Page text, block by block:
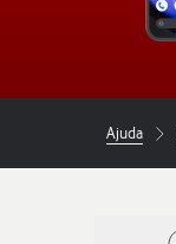
Ajuda